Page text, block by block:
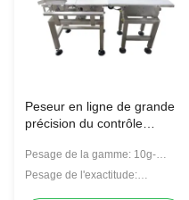
Peseur en ligne de grande
précision du contrôle
d'emballage de sac de
bouteille
Pesage de la gamme: 10g-
5000g
Pesage de l'exactitude: